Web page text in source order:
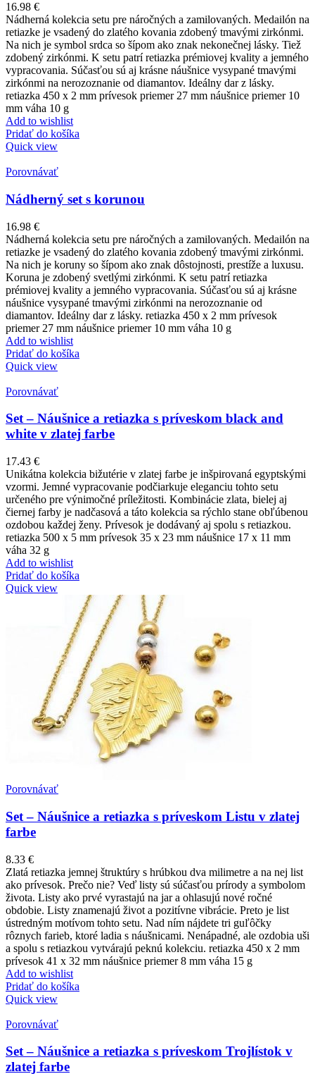
16.98 €
Nádherná kolekcia setu pre náročných a zamilovaných. Medailón na
retiazke je vsadený do zlatého kovania zdobený tmavými zirkónmi.
Na nich je symbol srdca so šípom ako znak nekonečnej lásky. Tiež
zdobený zirkónmi. K setu patrí retiazka prémiovej kvality a jemného
vypracovania. Súčasťou sú aj krásne náušnice vysypané tmavými
zirkónmi na nerozoznanie od diamantov. Ideálny dar z lásky.
retiazka 450 x 2 mm prívesok priemer 27 mm náušnice priemer 10
mm váha 10 g
Add to wishlist
Pridať do košíka
Quick view
Porovnávať
Nádherný set s korunou
16.98 €
Nádherná kolekcia setu pre náročných a zamilovaných. Medailón na
retiazke je vsadený do zlatého kovania zdobený tmavými zirkónmi.
Na nich je koruny so šípom ako znak dôstojnosti, prestíže a luxusu.
Koruna je zdobený svetlými zirkónmi. K setu patrí retiazka
prémiovej kvality a jemného vypracovania. Súčasťou sú aj krásne
náušnice vysypané tmavými zirkónmi na nerozoznanie od
diamantov. Ideálny dar z lásky. retiazka 450 x 2 mm prívesok
priemer 27 mm náušnice priemer 10 mm váha 10 g
Add to wishlist
Pridať do košíka
Quick view
Porovnávať
Set – Náušnice a retiazka s príveskom black and
white v zlatej farbe
17.43 €
Unikátna kolekcia bižutérie v zlatej farbe je inšpirovaná egyptskými
vzormi. Jemné vypracovanie podčiarkuje eleganciu tohto setu
určeného pre výnimočné príležitosti. Kombinácie zlata, bielej aj
čiernej farby je nadčasová a táto kolekcia sa rýchlo stane obľúbenou
ozdobou každej ženy. Prívesok je dodávaný aj spolu s retiazkou.
retiazka 500 x 5 mm prívesok 35 x 23 mm náušnice 17 x 11 mm
váha 32 g
Add to wishlist
Pridať do košíka
Quick view
Porovnávať
Set – Náušnice a retiazka s príveskom Listu v zlatej
farbe
8.33 €
Zlatá retiazka jemnej štruktúry s hrúbkou dva milimetre a na nej list
ako prívesok. Prečo nie? Veď listy sú súčasťou prírody a symbolom
života. Listy ako prvé vyrastajú na jar a ohlasujú nové ročné
obdobie. Listy znamenajú život a pozitívne vibrácie. Preto je list
ústredným motívom tohto setu. Nad ním nájdete tri guľôčky
rôznych farieb, ktoré ladia s náušnicami. Nenápadné, ale ozdobia uši
a spolu s retiazkou vytvárajú peknú kolekciu. retiazka 450 x 2 mm
prívesok 41 x 32 mm náušnice priemer 8 mm váha 15 g
Add to wishlist
Pridať do košíka
Quick view
Porovnávať
Set – Náušnice a retiazka s príveskom Trojlístok v
zlatej farbe